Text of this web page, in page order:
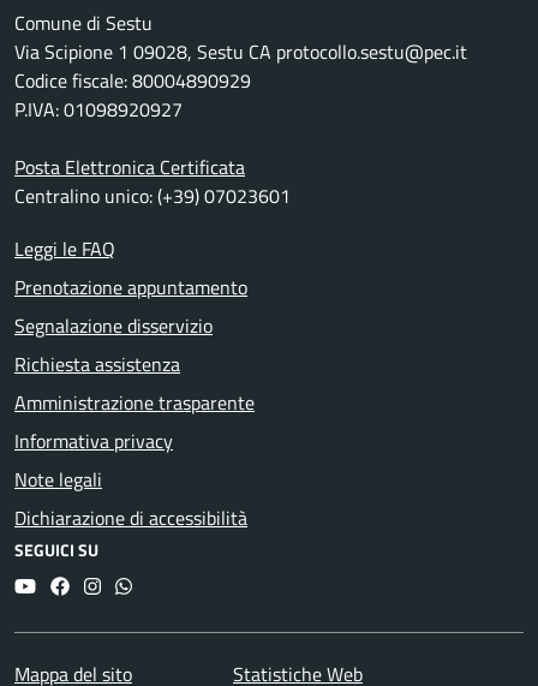
Comune di Sestu
Via Scipione 1 09028, Sestu CA protocollo.sestu@pec.it
Codice fiscale: 80004890929
P.IVA: 01098920927
Posta Elettronica Certificata
Centralino unico: (+39) 07023601
Leggi le FAQ
Prenotazione appuntamento
Segnalazione disservizio
Richiesta assistenza
Amministrazione trasparente
Informativa privacy
Note legali
Dichiarazione di accessibilità
SEGUICI SU
YouTubeFacebookInstagram
Whatsapp
Mappa del sito Statistiche Web